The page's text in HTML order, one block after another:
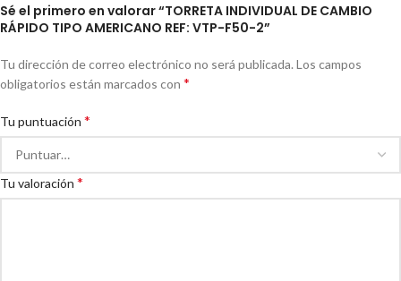
Sé el primero en valorar “TORRETA INDIVIDUAL DE CAMBIO
RÁPIDO TIPO AMERICANO REF: VTP-F50-2”
Tu dirección de correo electrónico no será publicada. Los campos
obligatorios están marcados con *
Tu puntuación *
Tu valoración *